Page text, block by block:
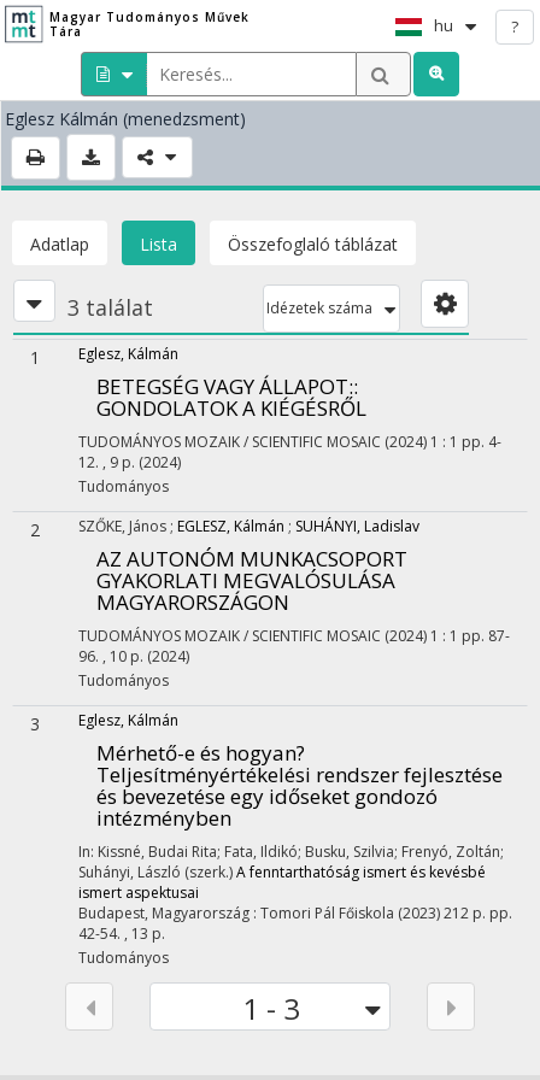
Magyar Tudományos Művek
Tára
hu ?
Eglesz Kálmán (menedzsment)
Adatlap Lista Összefoglaló táblázat
3 találat Idézetek száma
1 Eglesz, Kálmán
BETEGSÉG VAGY ÁLLAPOT::
GONDOLATOK A KIÉGÉSRŐL
TUDOMÁNYOS MOZAIK / SCIENTIFIC MOSAIC (2024) 1 : 1 pp. 4-
12. , 9 p. (2024)
Tudományos
2 SZŐKE, János ; EGLESZ, Kálmán ; SUHÁNYI, Ladislav
AZ AUTONÓM MUNKACSOPORT
GYAKORLATI MEGVALÓSULÁSA
MAGYARORSZÁGON
TUDOMÁNYOS MOZAIK / SCIENTIFIC MOSAIC (2024) 1 : 1 pp. 87-
96. , 10 p. (2024)
Tudományos
3 Eglesz, Kálmán
Mérhető-e és hogyan?
Teljesítményértékelési rendszer fejlesztése
és bevezetése egy időseket gondozó
intézményben
In: Kissné, Budai Rita; Fata, Ildikó; Busku, Szilvia; Frenyó, Zoltán;
Suhányi, László (szerk.)A fenntarthatóság ismert és kevésbé
ismert aspektusai
Budapest, Magyarország : Tomori Pál Főiskola (2023)212 p. pp.
42-54. , 13 p.
Tudományos
1 - 3